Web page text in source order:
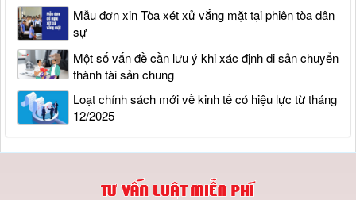
Mẫu đơn xin Tòa xét xử vắng mặt tại phiên tòa dân
sự
Một số vấn đề cần lưu ý khi xác định di sản chuyển
thành tài sản chung
Loạt chính sách mới về kinh tế có hiệu lực từ tháng
12/2025